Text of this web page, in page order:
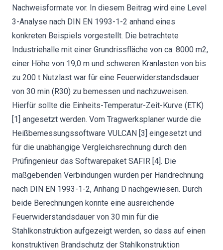
Nachweisformate vor. In diesem Beitrag wird eine Level
3-Analyse nach DIN EN 1993-1-2 anhand eines
konkreten Beispiels vorgestellt. Die betrachtete
Industriehalle mit einer Grundrissfläche von ca. 8000 m2,
einer Höhe von 19,0 m und schweren Kranlasten von bis
zu 200 t Nutzlast war für eine Feuerwiderstandsdauer
von 30 min (R30) zu bemessen und nachzuweisen.
Hierfür sollte die Einheits-Temperatur-Zeit-Kurve (ETK)
[1] angesetzt werden. Vom Tragwerksplaner wurde die
Heißbemessungssoftware VULCAN [3] eingesetzt und
für die unabhängige Vergleichsrechnung durch den
Prüfingenieur das Softwarepaket SAFIR [4]. Die
maßgebenden Verbindungen wurden per Handrechnung
nach DIN EN 1993-1-2, Anhang D nachgewiesen. Durch
beide Berechnungen konnte eine ausreichende
Feuerwiderstandsdauer von 30 min für die
Stahlkonstruktion aufgezeigt werden, so dass auf einen
konstruktiven Brandschutz der Stahlkonstruktion